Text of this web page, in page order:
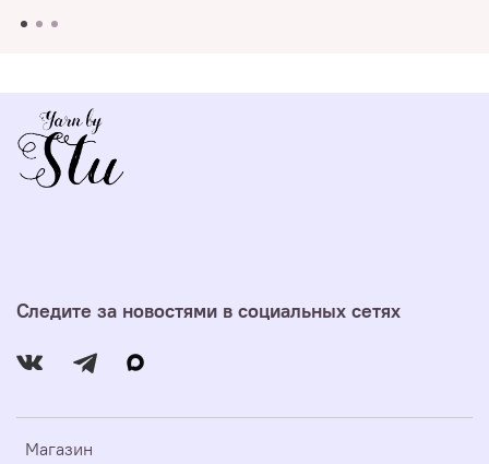
Магазин
Следите за новостями в социальных сетях